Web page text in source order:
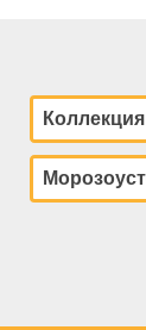
Коллекция